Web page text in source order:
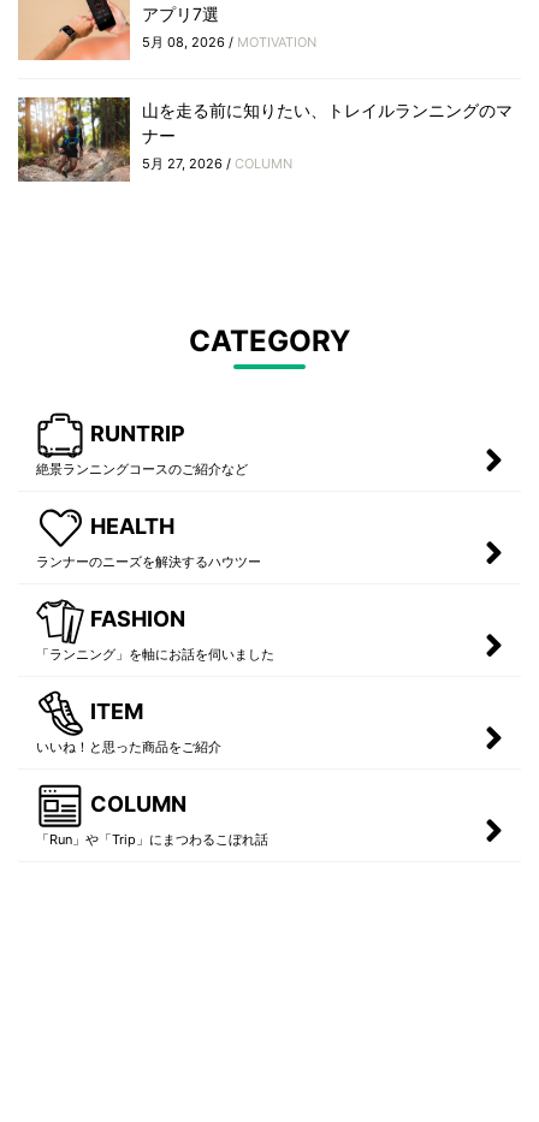
アプリ7選
5月 08, 2026 / MOTIVATION
山を走る前に知りたい、トレイルランニングのマ
ナー
5月 27, 2026 / COLUMN
CATEGORY
RUNTRIP
絶景ランニングコースのご紹介など
HEALTH
ランナーのニーズを解決するハウツー
FASHION
「ランニング」を軸にお話を伺いました
ITEM
いいね！と思った商品をご紹介
COLUMN
「Run」や「Trip」にまつわるこぼれ話